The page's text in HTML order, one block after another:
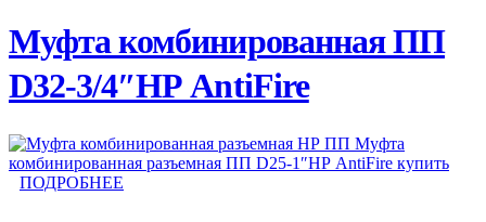
Муфта комбинированная ПП
D32-3/4″НР AntiFire
ПОДРОБНЕЕ